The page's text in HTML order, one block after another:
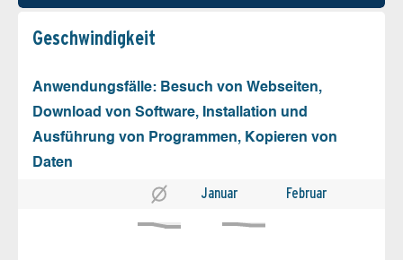
Geschw­indigkeit
Anwendungsfälle: Besuch von Webseiten,
Download von Software, Installation und
Ausführung von Programmen, Kopieren von
Daten
Januar Februar